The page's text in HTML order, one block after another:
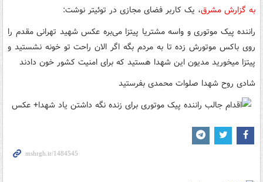
به گزارش مشرق، یک کاربر فضای مجازی در توئیتر نوشت:
راننده پیک موتوری و واسه مشتریا پیتزا می‌بره عکس شهید تهرانی مقدم را
روی باکس موتورش زده تا به مردم بگه اگر الان راحت تو خونه نشستید و
پیتزا میخورید مدیون این شهدا هستید که برای امنیت کشور خون دادند
شادی روح شهدا صلوات محمدی بفرستید